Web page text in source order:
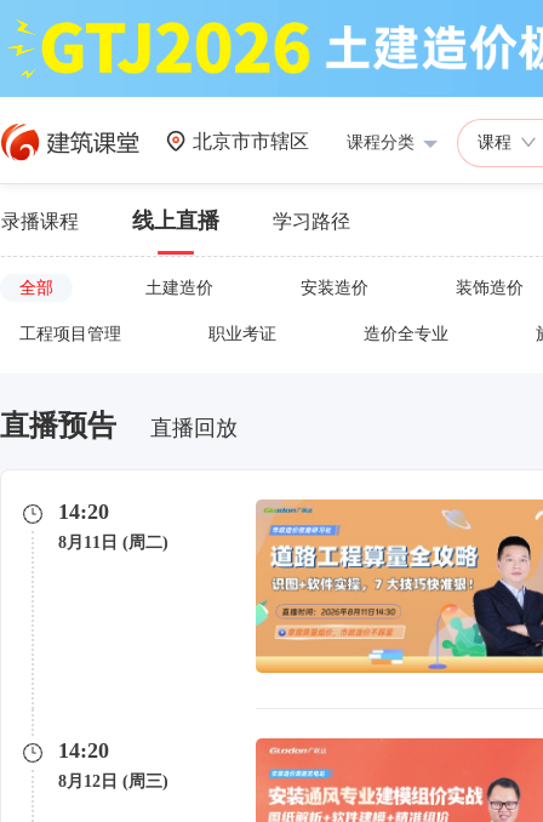
北京市市辖区 课程分类 课程
录播课程 线上直播 学习路径
全部 土建造价 安装造价 装饰造价
工程项目管理 职业考证 造价全专业
直播预告 直播回放
14:20
8月11日 (周二)
14:20
8月12日 (周三)